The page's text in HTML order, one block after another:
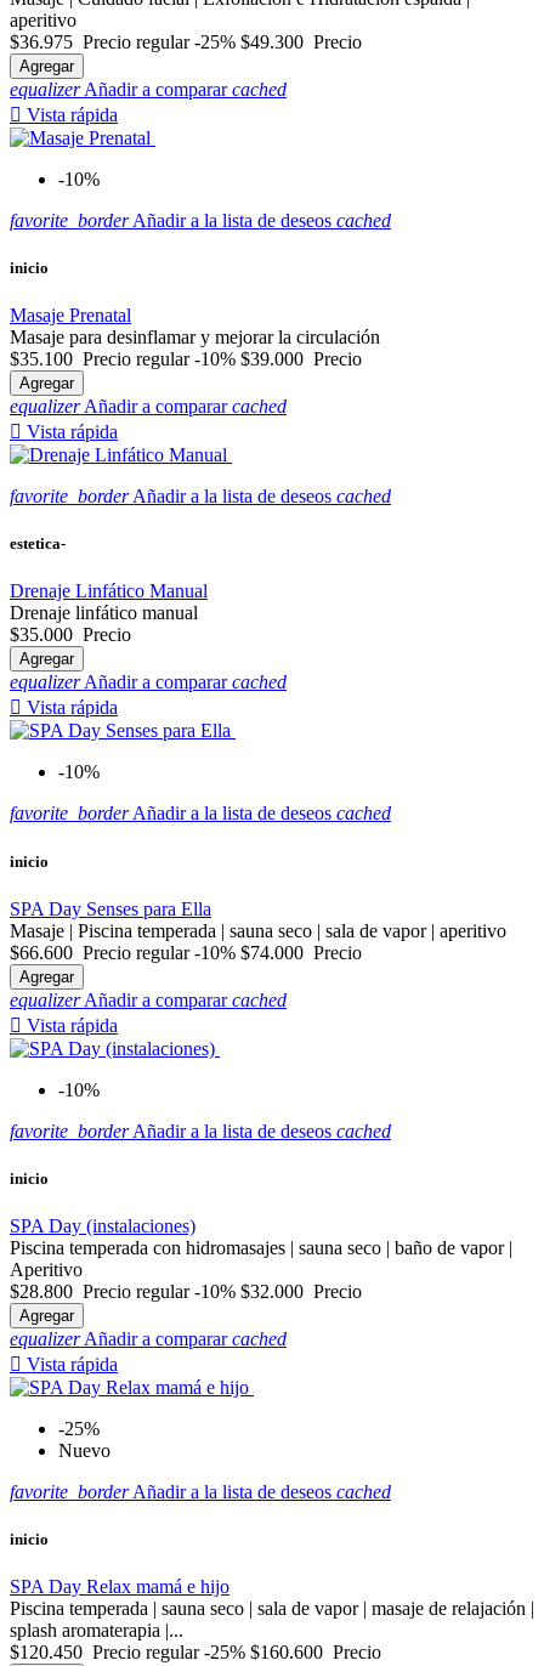
aperitivo
$36.975 Precio regular-25% $49.300 Precio
Agregar
equalizer Añadir a comparar cached
 Vista rápida
-10%
favorite_border Añadir a la lista de deseos cached
inicio
Masaje Prenatal
Masaje para desinflamar y mejorar la circulación
$35.100 Precio regular-10% $39.000 Precio
Agregar
equalizer Añadir a comparar cached
 Vista rápida
favorite_border Añadir a la lista de deseos cached
estetica-
Drenaje Linfático Manual
Drenaje linfático manual
$35.000 Precio
Agregar
equalizerAñadir a comparar cached
 Vista rápida
-10%
favorite_borderAñadir a la lista de deseos cached
inicio
SPA Day Senses para Ella
Masaje | Piscina temperada | sauna seco | sala de vapor | aperitivo
$66.600 Precio regular-10% $74.000 Precio
Agregar
equalizer Añadir a comparar cached
 Vista rápida
-10%
favorite_border Añadir a la lista de deseos cached
inicio
SPA Day (instalaciones)
Piscina temperada con hidromasajes | sauna seco | baño de vapor |
Aperitivo
$28.800 Precio regular-10% $32.000 Precio
Agregar
equalizer Añadir a comparar cached
 Vista rápida
-25%
Nuevo
favorite_border Añadir a la lista de deseos cached
inicio
SPA Day Relax mamá e hijo
Piscina temperada | sauna seco | sala de vapor | masaje de relajación |
splash aromaterapia |...
$120.450 Precio regular-25% $160.600 Precio